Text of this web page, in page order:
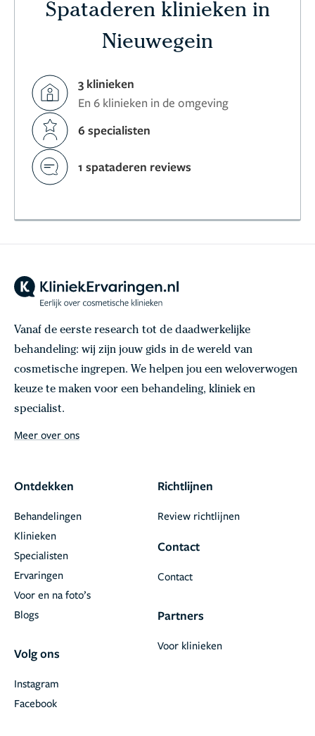
Spataderen klinieken in
Nieuwegein
3 klinieken
En 6 klinieken in de omgeving
6 specialisten
1 spataderen reviews
Vanaf de eerste research tot de daadwerkelijke
behandeling: wij zijn jouw gids in de wereld van
cosmetische ingrepen. We helpen jou een weloverwogen
keuze te maken voor een behandeling, kliniek en
specialist.
Meer over ons
Ontdekken
Behandelingen
Klinieken
Specialisten
Ervaringen
Voor en na foto’s
Blogs
Volg ons
Facebook
Instagram
Richtlijnen
Review richtlijnen
Contact
Contact
Partners
Voor klinieken